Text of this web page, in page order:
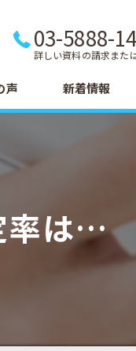
03-5888-
詳しい資料の請求また
声 新着情報
率は…